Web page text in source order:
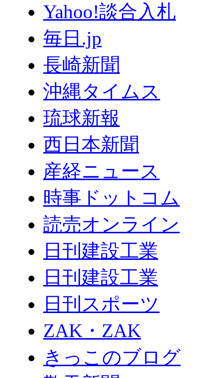
Yahoo!談合入札
毎日.jp
長崎新聞
沖縄タイムス
琉球新報
西日本新聞
産経ニュース
時事ドットコム
読売オンライン
日刊建設工業
日刊建設工業
日刊スポーツ
ZAK・ZAK
きっこのブログ